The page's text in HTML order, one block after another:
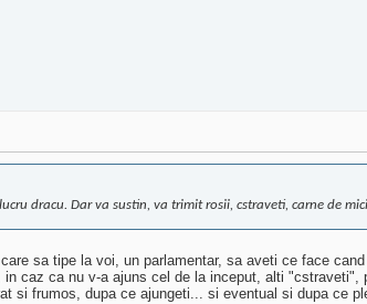
dracu. Dar va sustin, va trimit rosii, cstraveti, carne de
sa tipe la voi, un parlamentar, sa aveti ce face
caz ca nu v-a ajuns cel de la inceput, alti
si frumos, dupa ce ajungeti... si eventual si dupa ce